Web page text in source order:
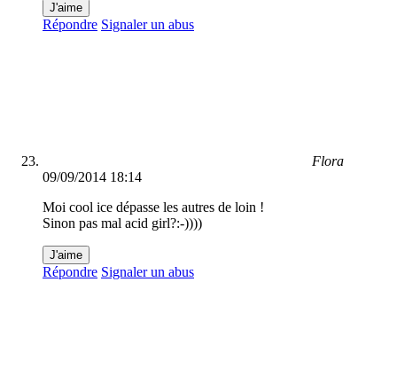
J'aime
Répondre Signaler un abus
Flora
09/09/2014 18:14
Moi cool ice dépasse les autres de loin !
Sinon pas mal acid girl?:-))))
J'aime
Répondre Signaler un abus